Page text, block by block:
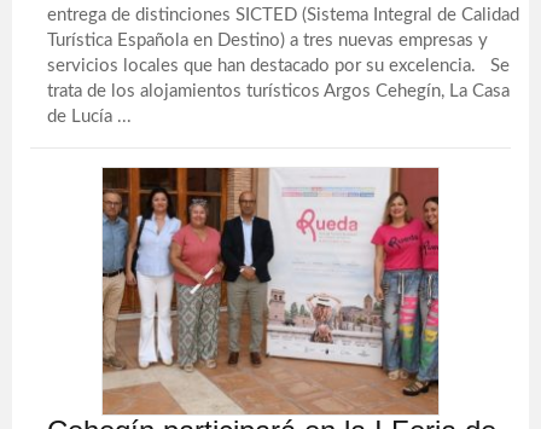
entrega de distinciones SICTED (Sistema Integral de Calidad
Turística Española en Destino) a tres nuevas empresas y
servicios locales que han destacado por su excelencia. Se
trata de los alojamientos turísticos Argos Cehegín, La Casa
de Lucía ...